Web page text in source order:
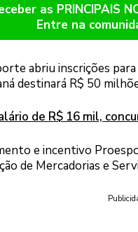
as PRINCIPAIS
Entre na
abriu inscrições
destinará R$ 50
de R$ 16 mil,
e incentivo
de Mercadorias e